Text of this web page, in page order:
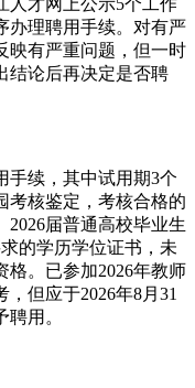
人才网上公示5个工作
办理聘用手续。对有严
映有严重问题，但一时
结论后再决定是否聘
手续，其中试用期3个
考核鉴定，考核合格的
2026届普通高校毕业生
的学历学位证书，未
格。已参加2026年教师
但应于2026年8月31
用。